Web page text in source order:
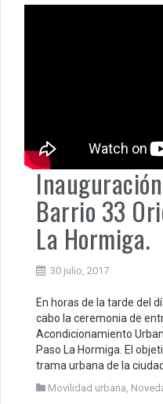
Barrio 33
La Hormiga.
30 julio, 2017
En horas de la tarde del
cabo la ceremonia de
Acondicionamiento
Paso La Hormiga. El
trama urbana de la
Movilidad urbana